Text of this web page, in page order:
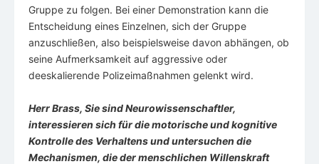
Gruppe zu folgen. Bei einer Demonstration kann die
Entscheidung eines Einzelnen, sich der Gruppe
anzuschließen, also beispielsweise davon abhängen, ob
seine Aufmerksamkeit auf aggressive oder
deeskalierende Polizeimaßnahmen gelenkt wird.
Herr Brass, Sie sind Neurowissenschaftler,
interessieren sich für die motorische und kognitive
Kontrolle des Verhaltens und untersuchen die
Mechanismen, die der menschlichen Willenskraft